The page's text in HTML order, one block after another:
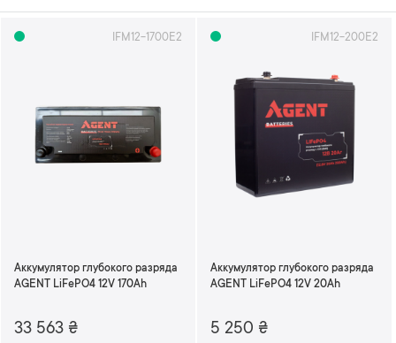
а
ь
а
п
р
а
в
и
е
IFM12-1700E2
Аккумулятор глубокого разряда
AGENT LiFePO4 12V 170Ah
33 563 ₴
IFM12-200E2
Аккумулятор глубокого разряда
AGENT LiFePO4 12V 20Ah
5 250 ₴